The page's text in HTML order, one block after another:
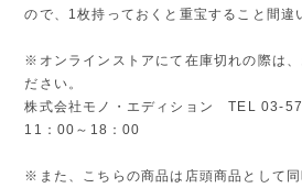
ので、1枚持っておくと重宝すること間違
※オンラインストアにて在庫切れの際は、
ださい。
株式会社モノ・エディション TEL
11：00～18：00
※また、こちらの商品は店頭商品として同